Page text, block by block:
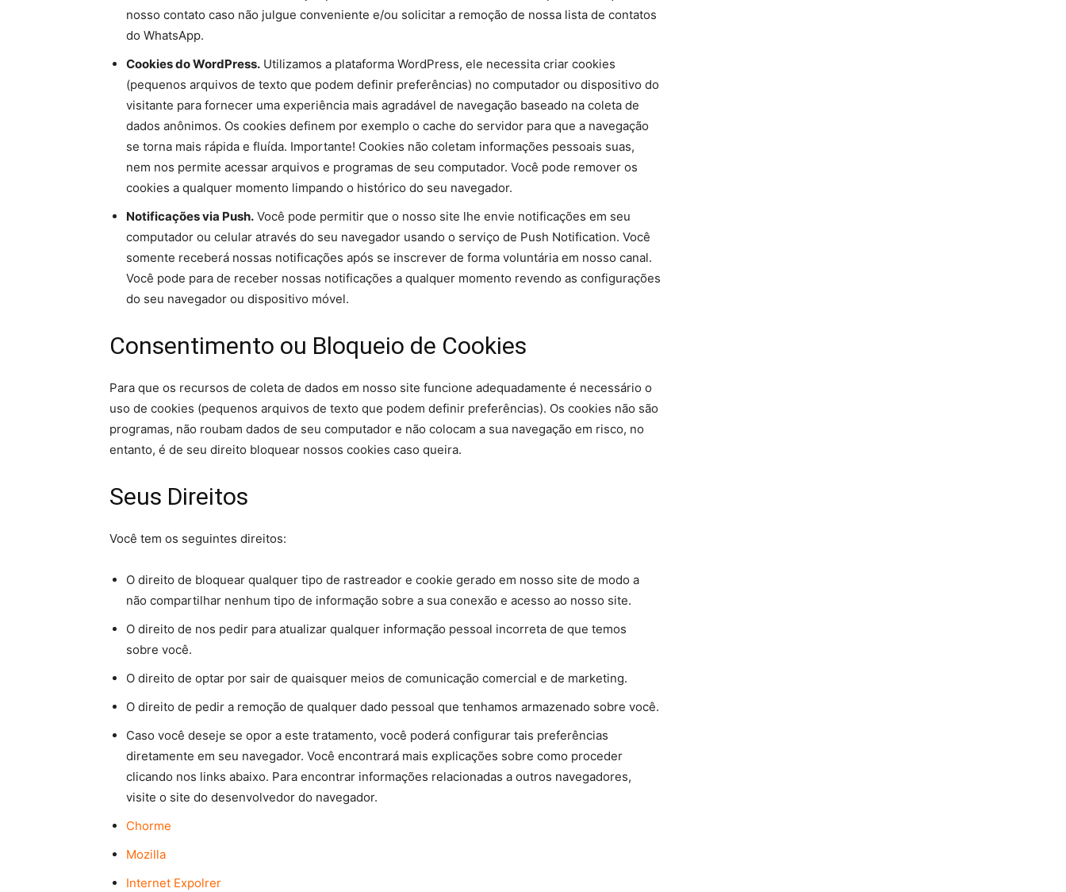
nosso contato caso não julgue conveniente e/ou solicitar a remoção de nossa lista de contatos
do WhatsApp.
Cookies do WordPress. Utilizamos a plataforma WordPress, ele necessita criar cookies
(pequenos arquivos de texto que podem definir preferências) no computador ou dispositivo do
visitante para fornecer uma experiência mais agradável de navegação baseado na coleta de
dados anônimos. Os cookies definem por exemplo o cache do servidor para que a navegação
se torna mais rápida e fluída. Importante! Cookies não coletam informações pessoais suas,
nem nos permite acessar arquivos e programas de seu computador. Você pode remover os
cookies a qualquer momento limpando o histórico do seu navegador.
Notificações via Push. Você pode permitir que o nosso site lhe envie notificações em seu
computador ou celular através do seu navegador usando o serviço de Push Notification. Você
somente receberá nossas notificações após se inscrever de forma voluntária em nosso canal.
Você pode para de receber nossas notificações a qualquer momento revendo as configurações
do seu navegador ou dispositivo móvel.
Consentimento ou Bloqueio de Cookies
Para que os recursos de coleta de dados em nosso site funcione adequadamente é necessário o
uso de cookies (pequenos arquivos de texto que podem definir preferências). Os cookies não são
programas, não roubam dados de seu computador e não colocam a sua navegação em risco, no
entanto, é de seu direito bloquear nossos cookies caso queira.
Seus Direitos
Você tem os seguintes direitos:
O direito de bloquear qualquer tipo de rastreador e cookie gerado em nosso site de modo a
não compartilhar nenhum tipo de informação sobre a sua conexão e acesso ao nosso site.
O direito de nos pedir para atualizar qualquer informação pessoal incorreta de que temos
sobre você.
O direito de optar por sair de quaisquer meios de comunicação comercial e de marketing.
O direito de pedir a remoção de qualquer dado pessoal que tenhamos armazenado sobre você.
Caso você deseje se opor a este tratamento, você poderá configurar tais preferências
diretamente em seu navegador. Você encontrará mais explicações sobre como proceder
clicando nos links abaixo. Para encontrar informações relacionadas a outros navegadores,
visite o site do desenvolvedor do navegador.
Chorme
Mozilla
Internet Expolrer